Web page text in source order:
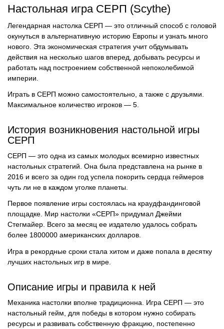
Настольная игра СЕРП (Scythe)
Легендарная настолка СЕРП — это отличный способ с головой
окунуться в альтернативную историю Европы и узнать много
нового. Эта экономическая стратегия учит обдумывать
действия на несколько шагов вперед, добывать ресурсы и
работать над построением собственной непоколебимой
империи.
Играть в СЕРП можно самостоятельно, а также с друзьями.
Максимальное количество игроков — 5.
История возникновения настольной игры
СЕРП
СЕРП — это одна из самых молодых всемирно известных
настольных стратегий. Она была представлена ​​на рынке в
2016 и всего за один год успела покорить сердца геймеров
чуть ли не в каждом уголке планеты.
Первое появление игры состоялась на краудфандинговой
площадке. Мир настолки «СЕРП» придумал Джейми
Стегмайер. Всего за месяц ее издателю удалось собрать
более 1800000 американских долларов.
Игра в рекордные сроки стала хитом и даже попала в десятку
лучших настольных игр в мире.
Описание игры и правила к ней
Механика настолки вполне традиционна. Игра СЕРП — это
настольный гейм, для победы в котором нужно собирать
ресурсы и развивать собственную фракцию, постепенно